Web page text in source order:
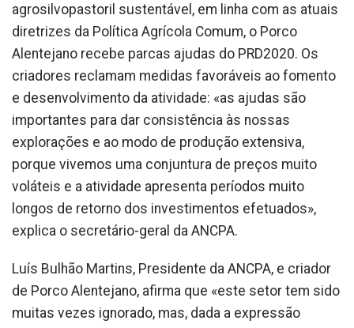
agrosilvopastoril sustentável, em linha com as atuais
diretrizes da Política Agrícola Comum, o Porco
Alentejano recebe parcas ajudas do PRD2020. Os
criadores reclamam medidas favoráveis ao fomento
e desenvolvimento da atividade: «as ajudas são
importantes para dar consistência às nossas
explorações e ao modo de produção extensiva,
porque vivemos uma conjuntura de preços muito
voláteis e a atividade apresenta períodos muito
longos de retorno dos investimentos efetuados»,
explica o secretário-geral da ANCPA.
Luís Bulhão Martins, Presidente da ANCPA, e criador
de Porco Alentejano, afirma que «este setor tem sido
muitas vezes ignorado, mas, dada a expressão